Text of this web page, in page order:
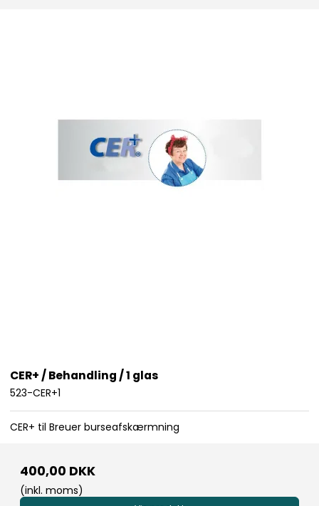
CER+ / Behandling / 1 glas
523-CER+1
CER+ til Breuer burseafskærmning
400,00 DKK
(inkl. moms)